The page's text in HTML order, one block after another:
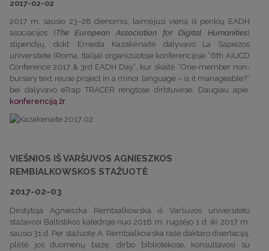
2017-02-02
2017 m. sausio 23–28 dienomis, laimėjusi vieną iš penkių EADH
asociacijos (The European Association for Digital Humanities)
stipendijų, dokt. Ernesta Kazakėnaitė dalyvavo La Sapiezos
universitete (Roma, Italija) organizuotoje konferencijoje “6th AIUCD
Conference 2017 & 3rd EADH Day”, kur skaitė “One-member non-
bursary text reuse project in a minor language – is it manageable?”
bei dalyvavo eTrap TRACER rengtose dirbtuvėse. Daugiau apie
konferenciją žr.
VIEŠNIOS IŠ VARŠUVOS AGNIESZKOS
REMBIALKOWSKOS STAŽUOTĖ
2017-02-03
Dėstytoja Agnieszka Rembialkowska iš Varšuvos universiteto
stažavosi Baltistikos katedroje nuo 2016 m. rugsėjo 1 d. iki 2017 m.
sausio 31 d. Per stažuotę A. Rembialkowska rašė daktaro disertaciją,
plėtė jos duomenų bazę, dirbo bibliotekose, konsultavosi su